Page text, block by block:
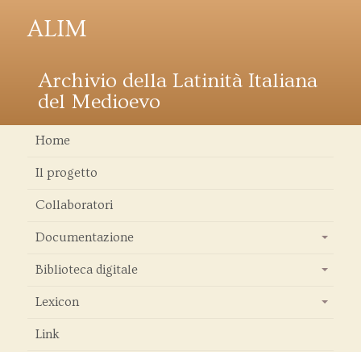
ALIM
Archivio della Latinità Italiana
del Medioevo
Home
Il progetto
Collaboratori
Documentazione
Biblioteca digitale
Lexicon
Link